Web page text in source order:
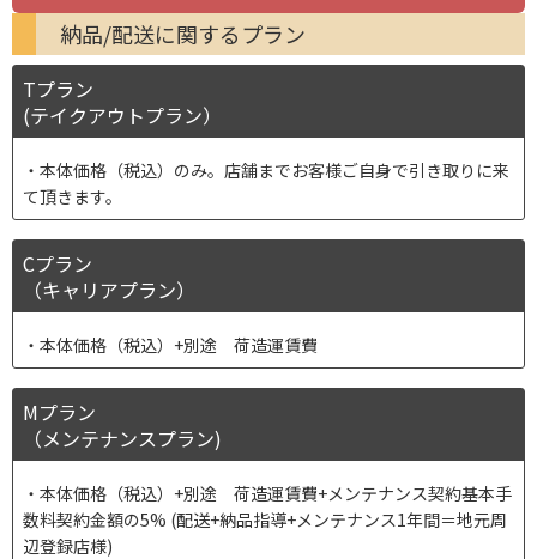
納品/配送に関するプラン
Tプラン
(テイクアウトプラン）
本体価格（税込）のみ。店舗までお客様ご自身で引き取りに来
て頂きます。
Cプラン
（キャリアプラン）
本体価格（税込）+別途 荷造運賃費
Mプラン
（メンテナンスプラン)
本体価格（税込）+別途 荷造運賃費+メンテナンス契約基本手
数料契約金額の5% (配送+納品指導+メンテナンス1年間＝地元周
辺登録店様)